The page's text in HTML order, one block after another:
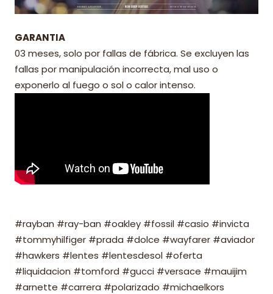
GARANTIA
03 meses, solo por fallas de fábrica. Se excluyen las
fallas por manipulación incorrecta, mal uso o
exponerlo al fuego o sol o calor intenso.
#rayban #ray-ban #oakley #fossil #casio #invicta
#tommyhilfiger #prada #dolce #wayfarer #aviador
#hawkers #lentes #lentesdesol #oferta
#liquidacion #tomford #gucci #versace #mauijim
#arnette #carrera #polarizado #michaelkors